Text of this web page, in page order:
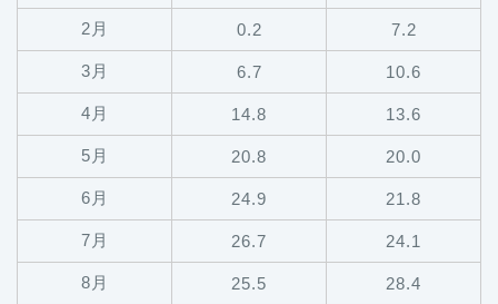
2月 0.2 7.2
3月 6.7 10.6
4月 14.8 13.6
5月 20.8 20.0
6月 24.9 21.8
7月 26.7 24.1
8月 25.5 28.4